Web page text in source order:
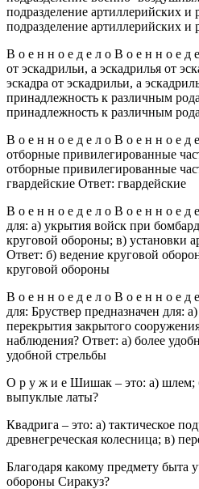
подразделение артиллерийских и
подразделение артиллерийских и
В о е н н о е д е л о В о е н н о е д
от эскадрильи, а эскадрилья от
эскадра от эскадрильи, а
принадлежность к различным
принадлежность к различным
В о е н н о е д е л о В о е н н о е д
отборные привилегированные
отборные привилегированные
гвардейские Ответ: гвардейские
В о е н н о е д е л о В о е н н о е д
для: а) укрытия войск при
круговой обороны; в) установки
Ответ: б) ведение круговой
круговой обороны
В о е н н о е д е л о В о е н н о е д
для: Бруствер предназначен для:
перекрытия закрытого
наблюдения? Ответ: а) более
удобной стрельбы
О р у ж и е Шишак – это: а) шлем;
выпуклые латы?
Квадрига – это: а) тактическое
древнегреческая колесница; в)
Благодаря какому предмету быта
обороны Сиракуз?